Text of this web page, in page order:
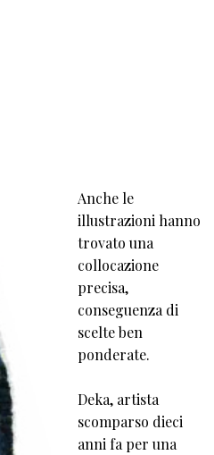
Anche le
illustrazioni hanno
trovato una
collocazione
precisa,
conseguenza di
scelte ben
ponderate.
Deka, artista
scomparso dieci
anni fa per una